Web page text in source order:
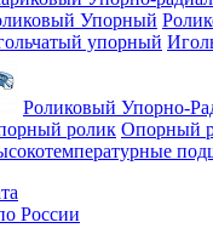
Роликовый Упорно-
Опорный
России